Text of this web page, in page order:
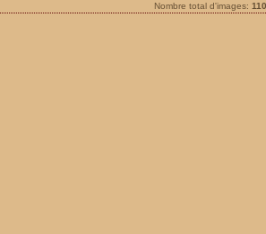
Nombre total d'images: 110